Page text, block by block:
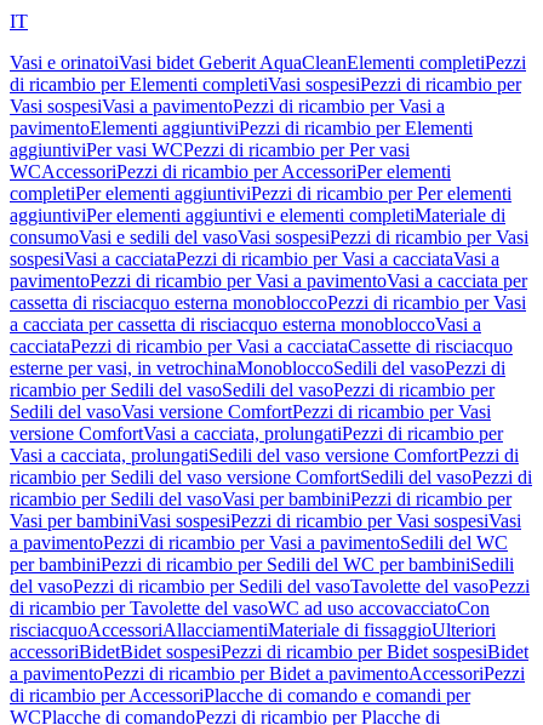
IT
Vasi e orinatoiVasi bidet Geberit AquaCleanElementi completiPezzi
di ricambio per Elementi completiVasi sospesiPezzi di ricambio per
Vasi sospesiVasi a pavimentoPezzi di ricambio per Vasi a
pavimentoElementi aggiuntiviPezzi di ricambio per Elementi
aggiuntiviPer vasi WCPezzi di ricambio per Per vasi
WCAccessoriPezzi di ricambio per AccessoriPer elementi
completiPer elementi aggiuntiviPezzi di ricambio per Per elementi
aggiuntiviPer elementi aggiuntivi e elementi completiMateriale di
consumoVasi e sedili del vasoVasi sospesiPezzi di ricambio per Vasi
sospesiVasi a cacciataPezzi di ricambio per Vasi a cacciataVasi a
pavimentoPezzi di ricambio per Vasi a pavimentoVasi a cacciata per
cassetta di risciacquo esterna monobloccoPezzi di ricambio per Vasi
a cacciata per cassetta di risciacquo esterna monobloccoVasi a
cacciataPezzi di ricambio per Vasi a cacciataCassette di risciacquo
esterne per vasi, in vetrochinaMonobloccoSedili del vasoPezzi di
ricambio per Sedili del vasoSedili del vasoPezzi di ricambio per
Sedili del vasoVasi versione ComfortPezzi di ricambio per Vasi
versione ComfortVasi a cacciata, prolungatiPezzi di ricambio per
Vasi a cacciata, prolungatiSedili del vaso versione ComfortPezzi di
ricambio per Sedili del vaso versione ComfortSedili del vasoPezzi di
ricambio per Sedili del vasoVasi per bambiniPezzi di ricambio per
Vasi per bambiniVasi sospesiPezzi di ricambio per Vasi sospesiVasi
a pavimentoPezzi di ricambio per Vasi a pavimentoSedili del WC
per bambiniPezzi di ricambio per Sedili del WC per bambiniSedili
del vasoPezzi di ricambio per Sedili del vasoTavolette del vasoPezzi
di ricambio per Tavolette del vasoWC ad uso accovacciatoCon
risciacquoAccessoriAllacciamentiMateriale di fissaggioUlteriori
accessoriBidetBidet sospesiPezzi di ricambio per Bidet sospesiBidet
a pavimentoPezzi di ricambio per Bidet a pavimentoAccessoriPezzi
di ricambio per AccessoriPlacche di comando e comandi per
WCPlacche di comandoPezzi di ricambio per Placche di